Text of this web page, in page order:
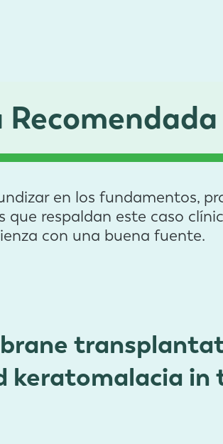
en los fundamentos,
respaldan este caso
con una buena fuente.
keratomalacia in